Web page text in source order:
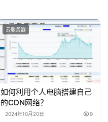
云服务器
如何利用个人电脑搭建自己
的CDN网络？
2024年10月20日 9